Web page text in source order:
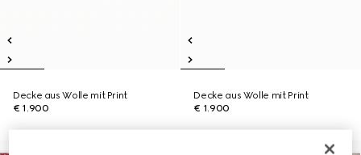
Decke aus Wolle mit Print
€ 1.900
Decke aus Wolle mit Print
€ 1.900